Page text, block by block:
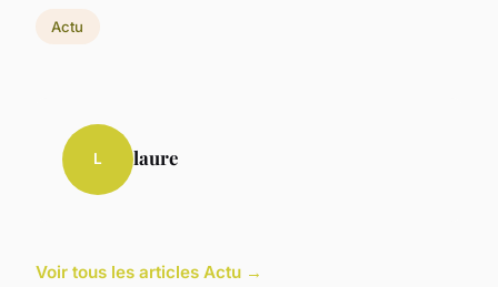
Actu
L laure
Voir tous les articles Actu →